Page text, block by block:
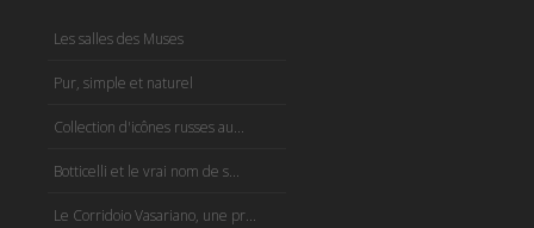
Les salles des Muses
Pur, simple et naturel
Collection d'icônes russes au...
Botticelli et le vrai nom de s...
Le Corridoio Vasariano, une pr...